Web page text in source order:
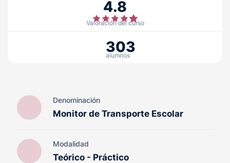
4.8
Valoración del curso
303
alumnos
Denominación
Monitor de Transporte Escolar
Modalidad
Teórico - Práctico